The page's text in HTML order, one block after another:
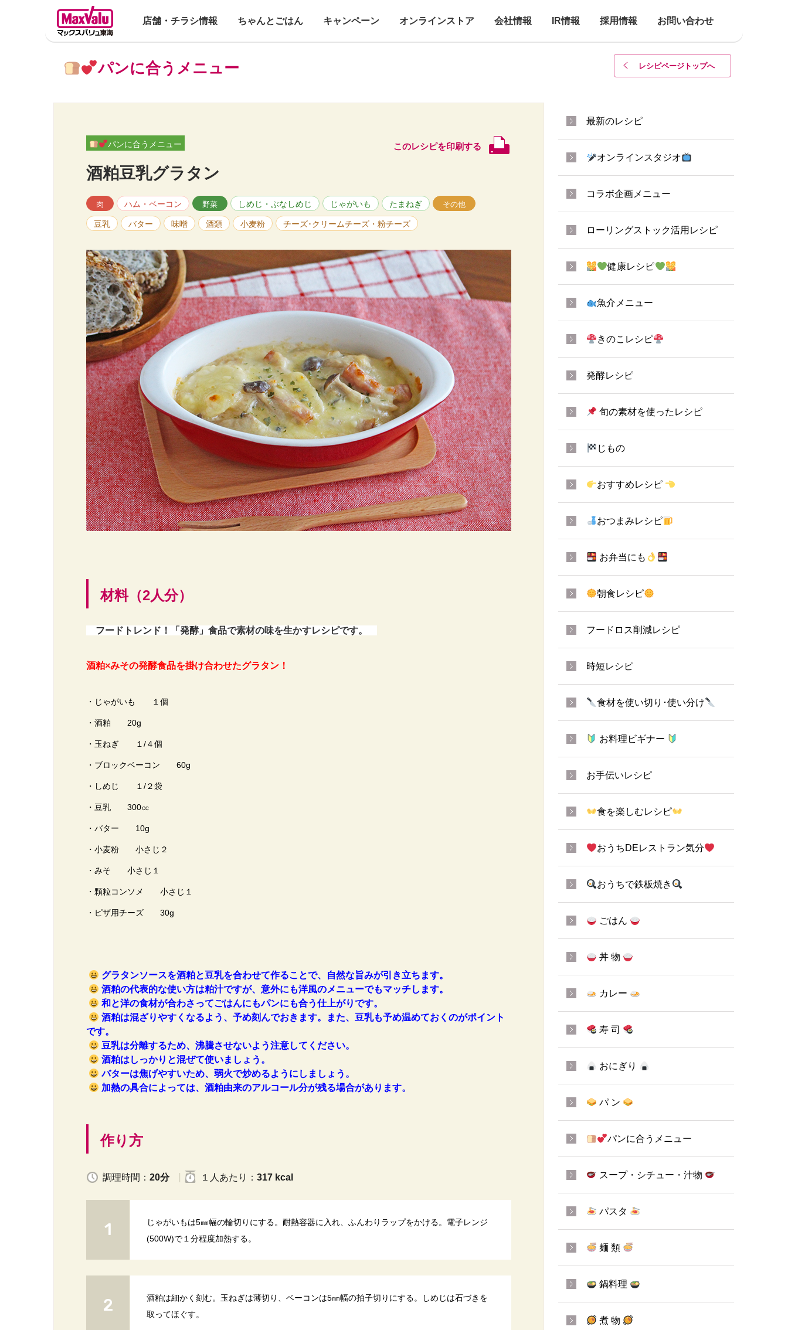
店舗・チラシ情報 ちゃんとごはん キャンペーン オンラインストア 会社情報 IR情報 採用情報 お問い合わせ
レシピページトップへ
パンに合うメニュー
パンに合うメニュー このレシピを印刷する
酒粕豆乳グラタン
肉 ハム・ベーコン 野菜 しめじ・ぶなしめじ じゃがいも たまねぎ その他
豆乳 バター 味噌 酒類 小麦粉 チーズ･クリームチーズ・粉チーズ
材料（2人分）
フードトレンド！「発酵」食品で素材の味を生かすレシピです。
酒粕×みその発酵食品を掛け合わせたグラタン！
・じゃがいも １個
・酒粕 20g
・玉ねぎ １/４個
・ブロックベーコン 60g
・しめじ １/２袋
・豆乳 300㏄
・バター 10g
・小麦粉 小さじ２
・みそ 小さじ１
・顆粒コンソメ 小さじ１
・ピザ用チーズ 30g
グラタンソースを酒粕と豆乳を合わせて作ることで、自然な旨みが引き立ちます。
酒粕の代表的な使い方は粕汁ですが、意外にも洋風のメニューでもマッチします。
和と洋の食材が合わさってごはんにもパンにも合う仕上がりです。
酒粕は混ざりやすくなるよう、予め刻んでおきます。また、豆乳も予め温めておくのがポイント
です。
豆乳は分離するため、沸騰させないよう注意してください。
酒粕はしっかりと混ぜて使いましょう。
バターは焦げやすいため、弱火で炒めるようにしましょう。
加熱の具合によっては、酒粕由来のアルコール分が残る場合があります。
作り方
調理時間： 20分 １人 あたり ： 317 kcal
じゃがいもは5㎜幅の輪切りにする。耐熱容器に入れ、ふんわりラップをかける。電子レンジ
(500W)で１分程度加熱する。
酒粕は細かく刻む。玉ねぎは薄切り、ベーコンは5㎜幅の拍子切りにする。しめじは石づきを
取ってほぐす。
最新のレシピ
オンラインスタジオ
コラボ企画メニュー
ローリングストック活用レシピ
健康レシピ
魚介メニュー
きのこレシピ
発酵レシピ
旬の素材を使ったレシピ
じもの
おすすめレシピ
おつまみレシピ
お弁当にも
朝食レシピ
フードロス削減レシピ
時短レシピ
食材を使い切り･使い分け
お料理ビギナー
お手伝いレシピ
食を楽しむレシピ
おうちDEレストラン気分
おうちで鉄板焼き
ごはん
丼 物
カレー
寿 司
おにぎり
パ ン
パンに合うメニュー
スープ・シチュー・汁物
パスタ
麺 類
鍋料理
煮 物